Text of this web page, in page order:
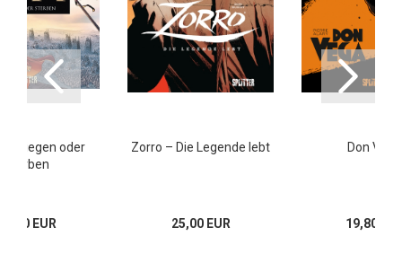
2: Siegen oder
Sterben
EUR
Zorro – Die Legende lebt
25,00 EUR
Don Vega
19,80